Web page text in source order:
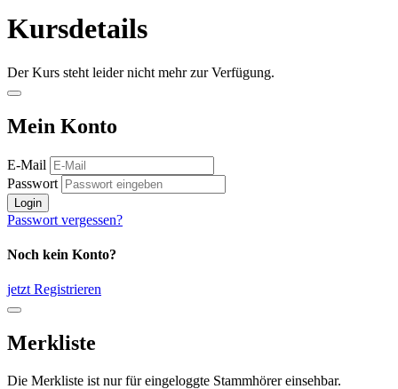
Kursdetails
Der Kurs steht leider nicht mehr zur Verfügung.
Mein Konto
E-Mail
Passwort
Login
Passwort vergessen?
Noch kein Konto?
jetzt Registrieren
Merkliste
Die Merkliste ist nur für eingeloggte Stammhörer einsehbar.